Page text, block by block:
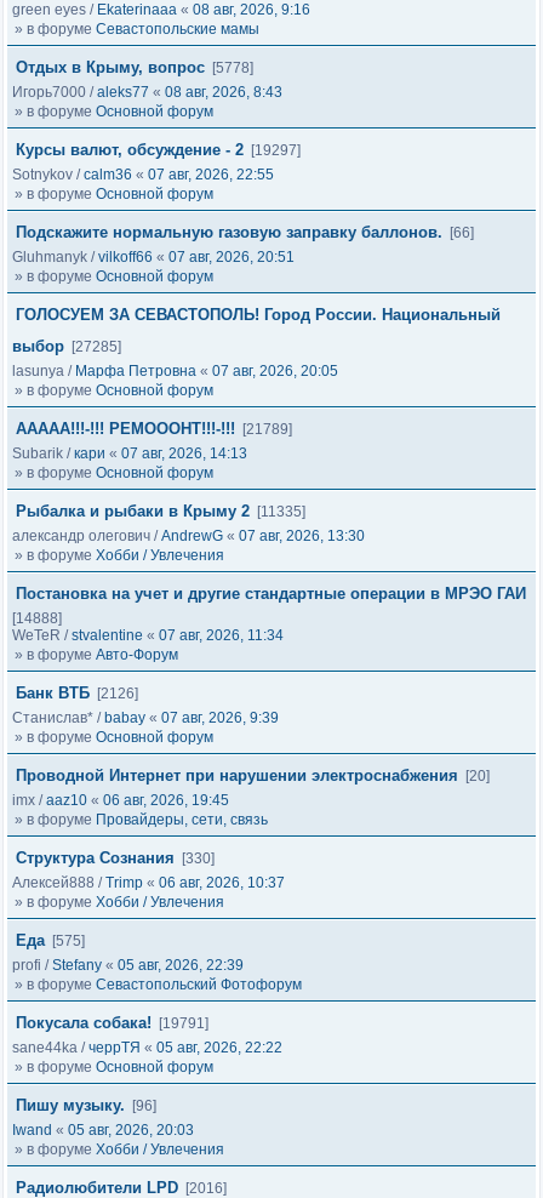
green eyes / Ekaterinaaa « 08 авг, 2026, 9:16
» в форуме Севастопольские мамы
Отдых в Крыму, вопрос [5778]
Игорь7000 /aleks77 « 08 авг, 2026, 8:43
» в форуме Основной форум
Курсы валют, обсуждение - 2 [19297]
Sotnykov /calm36 « 07 авг, 2026, 22:55
» в форуме Основной форум
Подскажите нормальную газовую заправку баллонов.
[66]
Gluhmanyk /vilkoff66 « 07 авг, 2026, 20:51
» в форуме Основной форум
ГОЛОСУЕМ ЗА СЕВАСТОПОЛЬ! Город России. Национальный
выбор [27285]
lasunya / Марфа Петровна « 07 авг, 2026, 20:05
» в форуме Основной форум
ААААА!!!-!!! РЕМОООНТ!!!-!!!
[21789]
Subarik /кари « 07 авг, 2026, 14:13
» в форуме Основной форум
Рыбалка и рыбаки в Крыму 2 [11335]
александр олегович /AndrewG « 07 авг, 2026, 13:30
» в форуме Хобби / Увлечения
Постановка на учет и другие стандартные операции в МРЭО ГАИ
[14888]
WeTeR /stvalentine « 07 авг, 2026, 11:34
» в форуме Авто-Форум
Банк ВТБ [2126]
Станислав* / babay « 07 авг, 2026, 9:39
» в форуме Основной форум
Проводной Интернет при нарушении электроснабжения
[20]
imx /aaz10 « 06 авг, 2026, 19:45
» в форуме Провайдеры, сети, связь
Структура Сознания
[330]
Алексей888 /Trimp « 06 авг, 2026, 10:37
» в форуме Хобби / Увлечения
Еда [575]
profi /Stefany « 05 авг, 2026, 22:39
» в форуме Севастопольский Фотофорум
Покусала собака!
[19791]
sane44ka /черрТЯ « 05 авг, 2026, 22:22
» в форуме Основной форум
Пишу музыку.
[96]
Iwand « 05 авг, 2026, 20:03
» в форуме Хобби / Увлечения
Радиолюбители LPD [2016]